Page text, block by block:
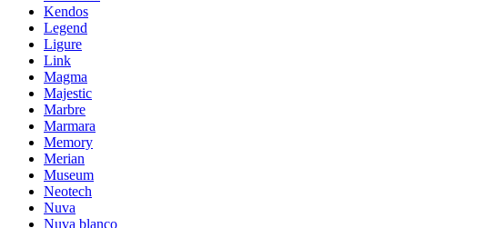
Kendos
Legend
Ligure
Link
Magma
Majestic
Marbre
Marmara
Memory
Merian
Museum
Neotech
Nuva
Nuva blanco